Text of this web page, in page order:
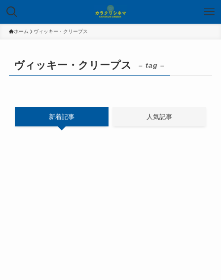
ホーム ヴィッキー・クリープス
ヴィッキー・クリープス – tag –
新着記事 人気記事